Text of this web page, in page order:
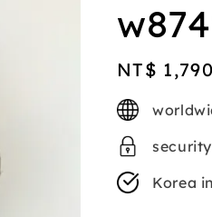
Regular
price
NT$ 1,790
Korea